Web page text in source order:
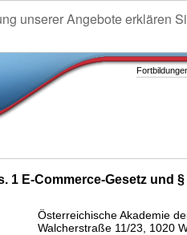
unserer Angebote erklären
1 E-Commerce-Gesetz und
Österreichische Akademie
Walcherstraße 11/23, 1020